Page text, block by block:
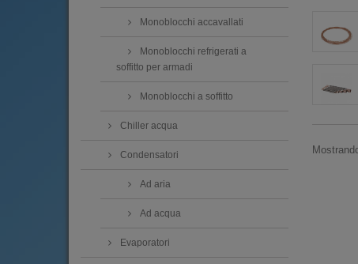
Monoblocchi accavallati
Monoblocchi refrigerati a
soffitto per armadi
Monoblocchi a soffitto
Chiller acqua
Condensatori
Ad aria
Ad acqua
Evaporatori